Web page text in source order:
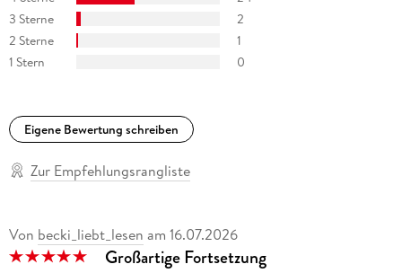
3 Sterne
2
2 Sterne
1
1 Stern
0
Eigene Bewertung schreiben
Zur Empfehlungsrangliste
Von becki_liebt_lesen am 16.07.2026
Großartige Fortsetzung